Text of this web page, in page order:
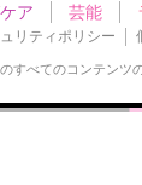
ア 芸能
リティポリシー
すべてのコンテンツ